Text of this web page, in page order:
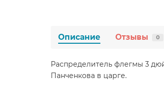
Описание Отзывы 0
Распределитель флегмы 3
Панченкова в царге.